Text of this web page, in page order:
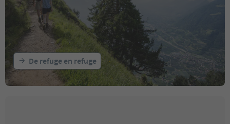
De refuge en refuge